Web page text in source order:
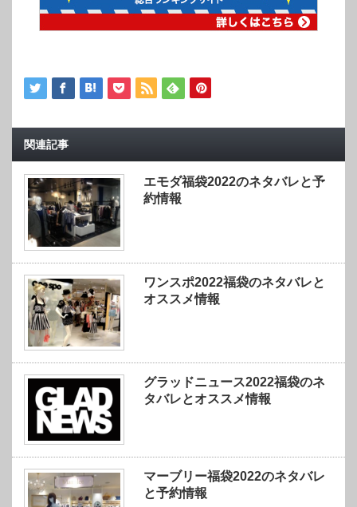
関連記事
エモダ福袋2022のネタバレと予
約情報
ワンスポ2022福袋のネタバレと
オススメ情報
グラッドニュース2022福袋のネ
タバレとオススメ情報
マーブリー福袋2022のネタバレ
と予約情報